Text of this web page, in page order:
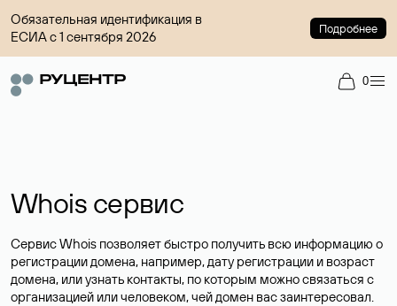
Обязательная идентификация в
ЕСИА с 1 сентября 2026
Подробнее
0
Whois сервис
Сервис Whois позволяет быстро получить всю информацию о
регистрации домена, например, дату регистрации и возраст
домена, или узнать контакты, по которым можно связаться с
организацией или человеком, чей домен вас заинтересовал.